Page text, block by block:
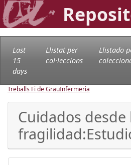
Last
15
days
Llistat per
col·leccions
Llistado
Treballs Fi de GrauInfermeria
Cuidados desde